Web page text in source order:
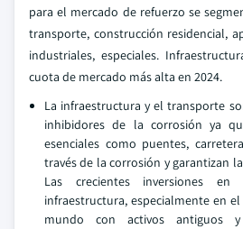
para el mercado de refuerzo se
transporte, construcción residencial,
industriales, especiales.
cuota de mercado más alta en 2024.
La infraestructura y el transporte
inhibidores de la corrosión ya
esenciales como puentes,
través de la corrosión y garantizan
Las crecientes inversiones
infraestructura, especialmente en
mundo con activos antiguos